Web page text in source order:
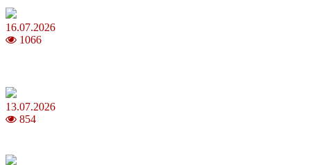
16.07.2026
1066
13.07.2026
854